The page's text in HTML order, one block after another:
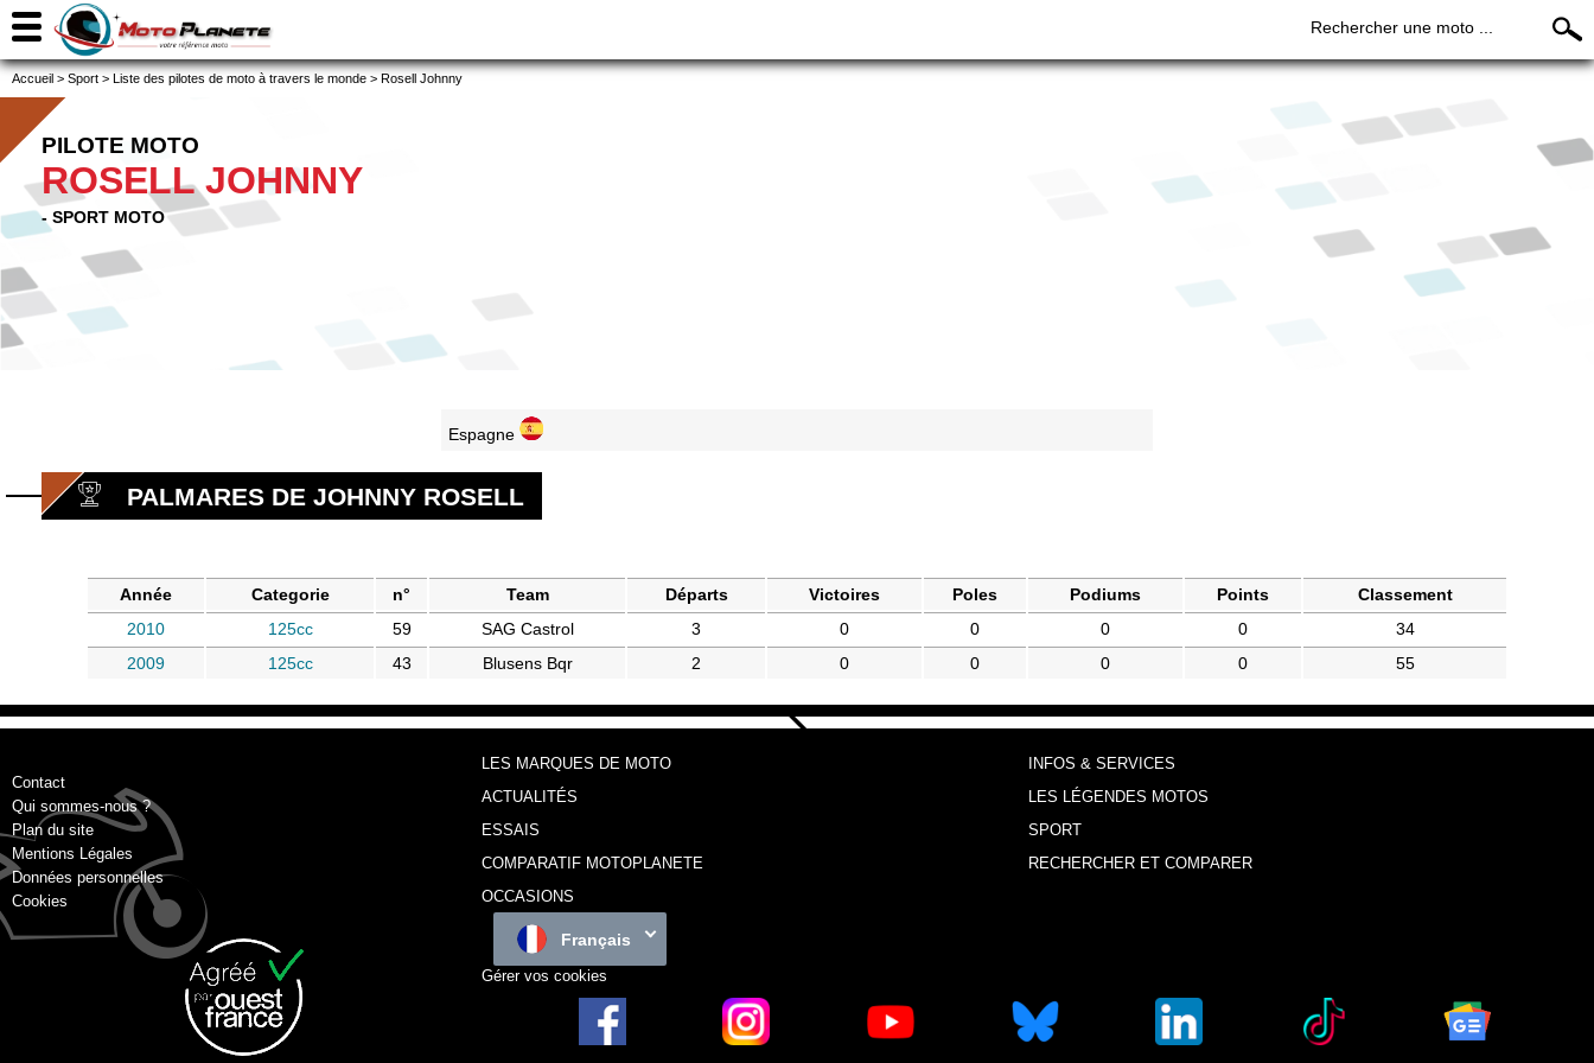
Rechercher une moto ...
Accueil > Sport > Liste des pilotes de moto à travers le monde > Rosell Johnny
PILOTE MOTO
ROSELL JOHNNY
- SPORT MOTO
Espagne
PALMARES DE JOHNNY ROSELL
Année Categorie n° Team Départs Victoires Poles Podiums Points
Classement
2010
125cc 59 SAG Castrol 3 0 0 0 0
34
2009
125cc 43 Blusens Bqr 2 0 0 0 0 55
Contact
Qui sommes-nous ?
Plan du site
Mentions Légales
Données personnelles
Cookies
LES MARQUES DE MOTO
INFOS & SERVICES
ACTUALITÉS
LES LÉGENDES MOTOS
ESSAIS
SPORT
COMPARATIF MOTOPLANETE
RECHERCHER ET COMPARER
OCCASIONS
Français
Gérer vos cookies